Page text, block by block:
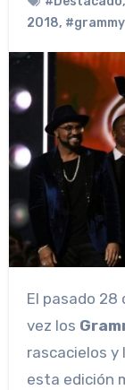
2018,
El pasado 28 de Enero se celebró por primera
vez los
rascacielos y
esta edición